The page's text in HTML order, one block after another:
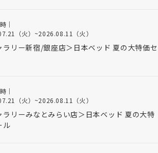
｜
（火） ~2026.08.11（火）
ラリー新宿/銀座店＞日本ベッド 夏の大特価セ
｜
（火） ~2026.08.11（火）
ラリーみなとみらい店＞日本ベッド 夏の大特
ル